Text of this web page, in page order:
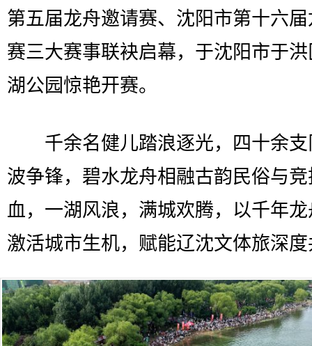
第五届龙舟邀请赛、沈阳市第十六
赛三大赛事联袂启幕，于沈阳市于
湖公园惊艳开赛。
千余名健儿踏浪逐光，四十余支
波争锋，碧水龙舟相融古韵民俗与
血，一湖风浪，满城欢腾，以千年
激活城市生机，赋能辽沈文体旅深